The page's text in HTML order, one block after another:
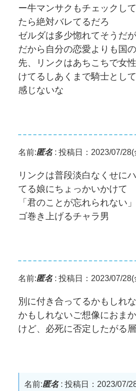
ー牛マンサクもチェックし
たら絶対バレてるだろ
ゼルダは多少惚れてそうだ
だから自分の恋愛よりも国
先、リンクはあちこちで女
けてるしあくまで騎士とし
感じないな
名前:匿名: 投稿日：2023/07/
リンクは普段淡白なくせに
てる娘にちょっかいかけて
「君のことが忘れられない
ゴ巻き上げるチャラ男
名前:匿名: 投稿日：2023/07/
別に付き合ってるかもしれ
かもしれないご想像におま
けど、必死に否定したがる
名前:匿名: 投稿日：2023/07/